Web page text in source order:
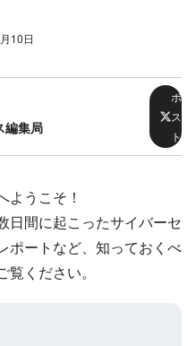
10日
編集局
ポ
ス
ト
ようこそ！
日間に起こったサイバーセ
ポートなど、知っておくべ
ください。